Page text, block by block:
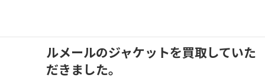
ルメールのジャケットを買取していた
だきました。